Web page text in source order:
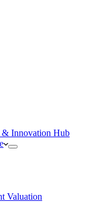
& Innovation Hub
Valuation